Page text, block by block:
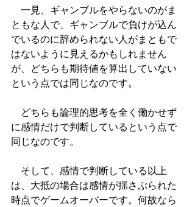
一見、ギャンブルをやらないのがま
ともな人で、ギャンブルで負けが込ん
でいるのに辞められない人がまともで
はないように見えるかもしれません
が、どちらも期待値を算出していない
という点では同じなのです。
どちらも論理的思考を全く働かせず
に感情だけで判断しているという点で
同じなのです。
そして、感情で判断している以上
は、大抵の場合は感情が揺さぶられた
時点でゲームオーバーです。何故なら